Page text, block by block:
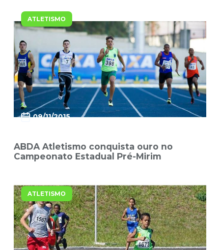
ATLETISMO
09/11/2015
ABDA Atletismo conquista ouro no
Campeonato Estadual Pré-Mirim
ATLETISMO